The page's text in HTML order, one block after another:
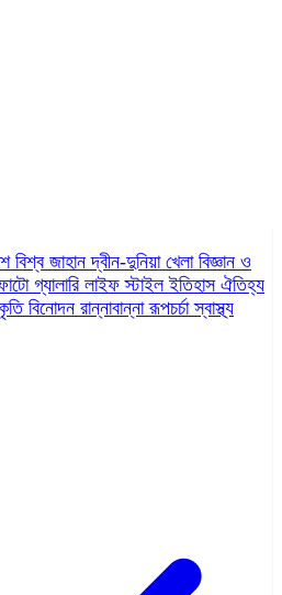
বিশ্ব জাহানদ্বীন-দুনিয়া খেলা বিজ্ঞান ও
গ্যালারিলাইফ স্টাইলইতিহাস ঐতিহ্য
বিনোদন রান্নাবান্নারূপচর্চাস্বাস্থ্য